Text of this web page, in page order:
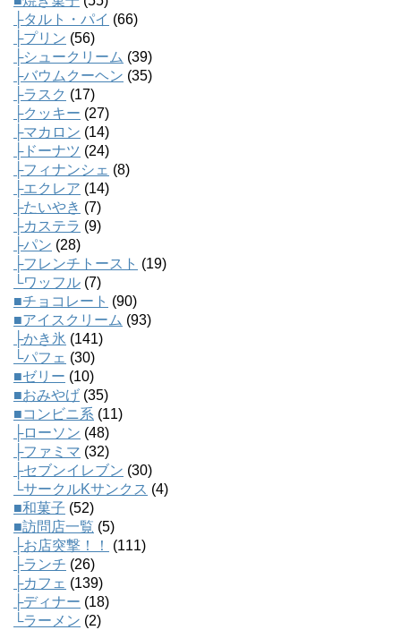
├タルト・パイ (66)
├プリン (56)
├シュークリーム (39)
├バウムクーヘン (35)
├ラスク (17)
├クッキー (27)
├マカロン (14)
├ドーナツ (24)
├フィナンシェ (8)
├エクレア (14)
├たいやき (7)
├カステラ (9)
├パン (28)
├フレンチトースト (19)
└ワッフル (7)
■チョコレート (90)
■アイスクリーム (93)
├かき氷 (141)
└パフェ (30)
■ゼリー (10)
■おみやげ (35)
■コンビニ系 (11)
├ローソン (48)
├ファミマ (32)
├セブンイレブン (30)
└サークルKサンクス (4)
■和菓子 (52)
■訪問店一覧 (5)
├お店突撃！！
(111)
├ランチ (26)
├カフェ (139)
├ディナー (18)
└ラーメン (2)